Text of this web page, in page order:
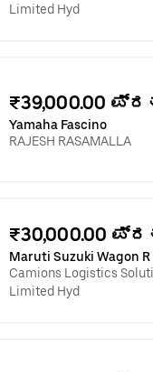
Limited Hyd
₹39,000.00
Yamaha Fascino
RAJESH RASAMALLA
₹30,000.00
Maruti Suzuki Wagon R
Camions Logistics
Limited Hyd